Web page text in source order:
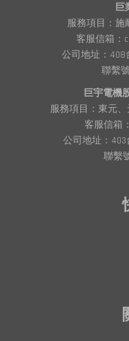
巨
服務項目：施
客服信箱：
公司地址：408
聯繫
巨宇電機
服務項目：東元
客服信箱
公司地址：403
聯繫